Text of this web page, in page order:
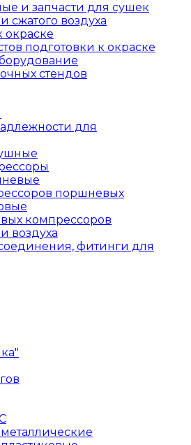
и запчасти для сушек
сжатого воздуха
окраске
подготовки к окраске
стендов
для
поршневых
компрессоров
воздуха
фитинги для